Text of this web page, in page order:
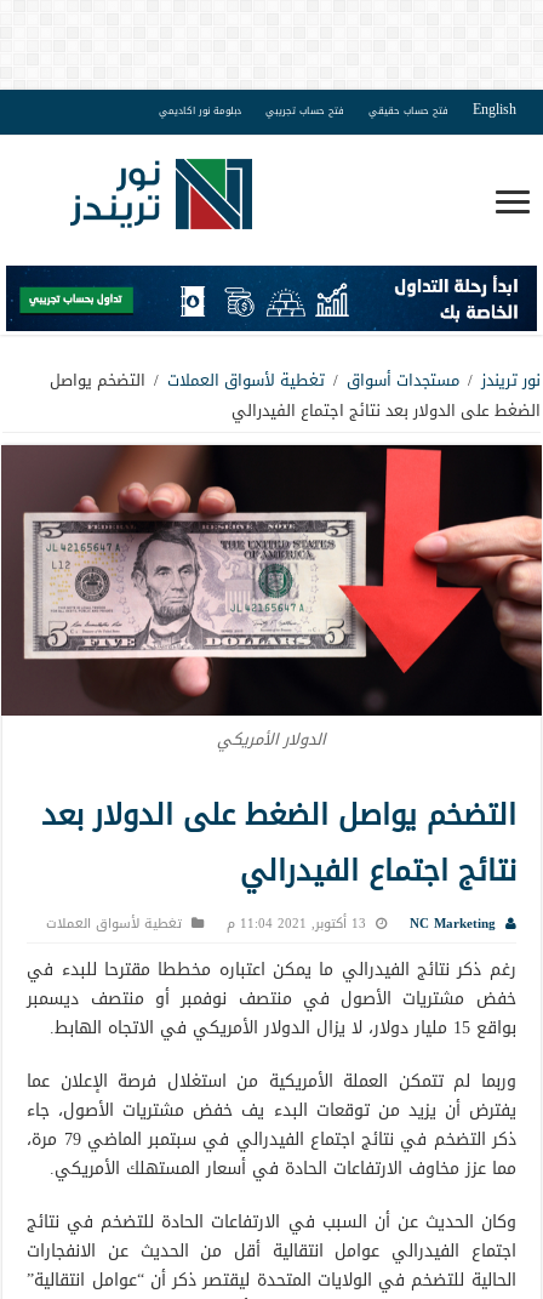
English فتح حساب حقيقي فتح حساب تجريبي دبلومة نور اكاديمي
نور تريندز / مستجدات أسواق / تغطية لأسواق العملات / التضخم يواصل
الضغط على الدولار بعد نتائج اجتماع الفيدرالي
الدولار الأمريكي
التضخم يواصل الضغط على الدولار بعد
نتائج اجتماع الفيدرالي
NC Marketing 13 أكتوبر, 2021 11:04 م تغطية لأسواق العملات
رغم ذكر نتائج الفيدرالي ما يمكن اعتباره مخططا مقترحا للبدء في
خفض مشتريات الأصول في منتصف نوفمبر أو منتصف ديسمبر
بواقع 15 مليار دولار، لا يزال الدولار الأمريكي في الاتجاه الهابط.
وربما لم تتمكن العملة الأمريكية من استغلال فرصة الإعلان عما
يفترض أن يزيد من توقعات البدء يف خفض مشتريات الأصول، جاء
ذكر التضخم في نتائج اجتماع الفيدرالي في سبتمبر الماضي 79 مرة،
مما عزز مخاوف الارتفاعات الحادة في أسعار المستهلك الأمريكي.
وكان الحديث عن أن السبب في الارتفاعات الحادة للتضخم في نتائج
اجتماع الفيدرالي عوامل انتقالية أقل من الحديث عن الانفجارات
الحالية للتضخم في الولايات المتحدة ليقتصر ذكر أن “عوامل انتقالية”